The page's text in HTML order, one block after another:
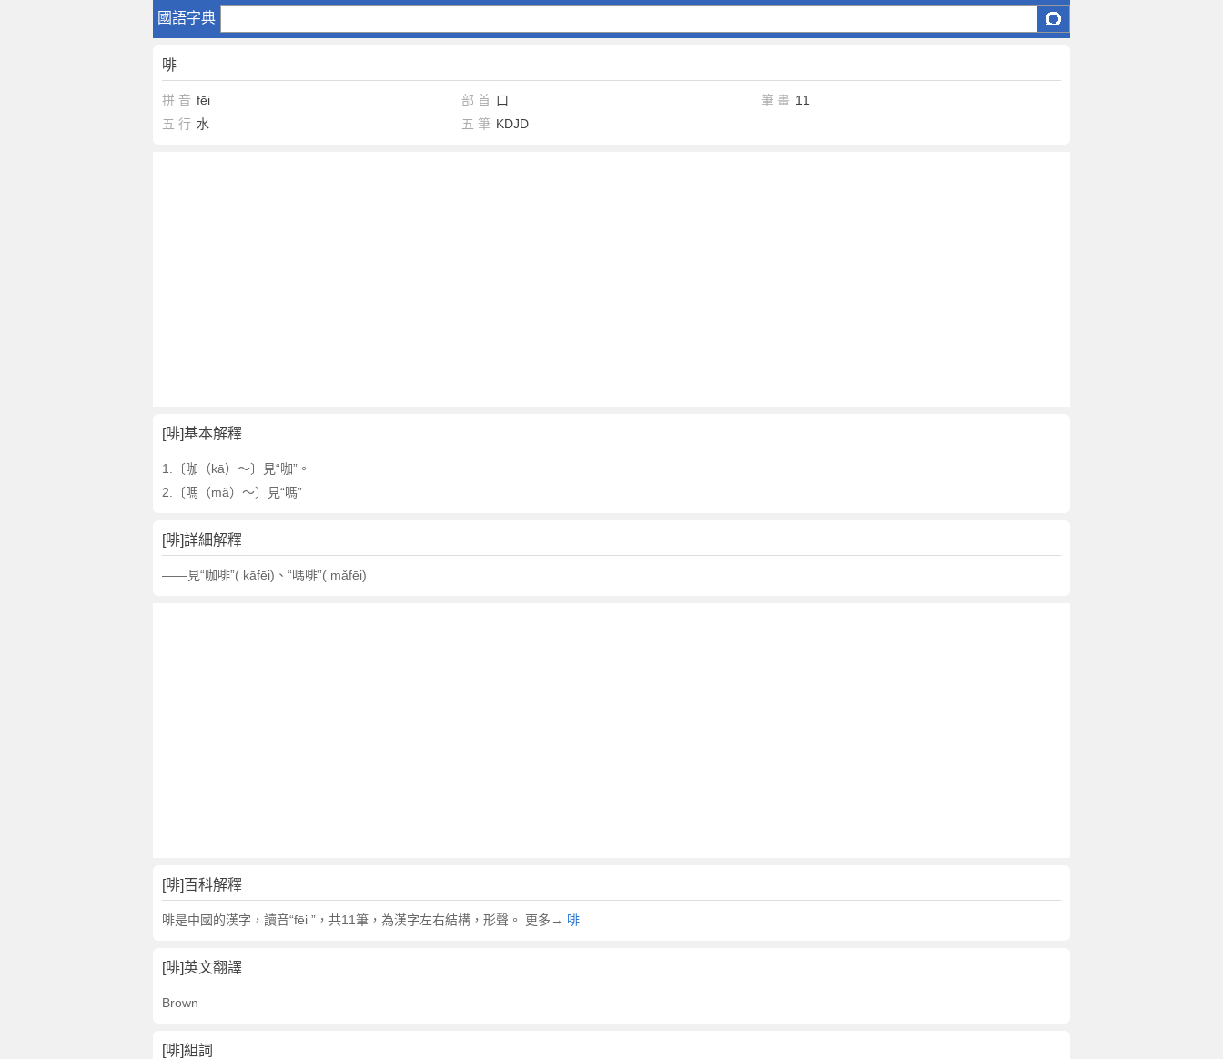
國語字典
啡
啡
拼 音 fēi 部 首 口 筆 畫 11
五 行 水 五 筆 KDJD
[啡]基本解釋
1.〔咖（kā）～〕見“咖”。
2.〔嗎（mǎ）～〕見“嗎”
[啡]詳細解釋
——見“咖啡”( kāfēi)、“嗎啡”( mǎfēi)
[啡]百科解釋
啡是中國的漢字，讀音“fēi ”，共11筆，為漢字左右結構，形聲。 更多→ 啡
[啡]英文翻譯
Brown
[啡]組詞